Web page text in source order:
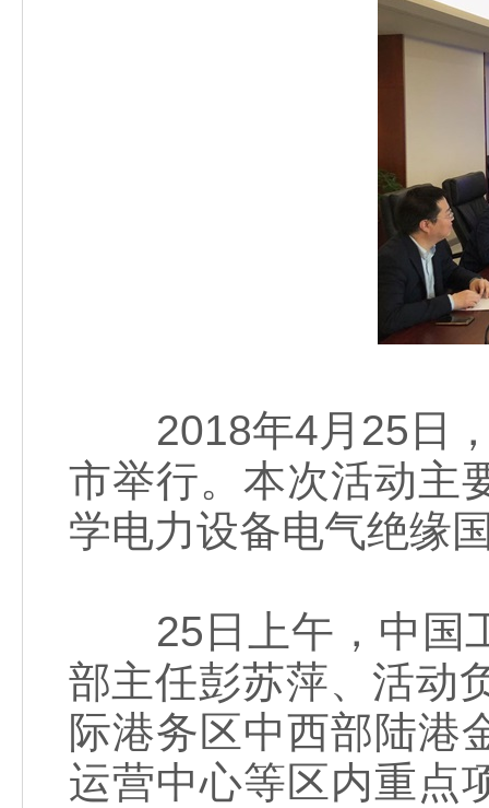
2018年4月25日，
市举行。本次活动主
学电力设备电气绝缘
25日上午，中国工
部主任彭苏萍、活动
际港务区中西部陆港
运营中心等区内重点